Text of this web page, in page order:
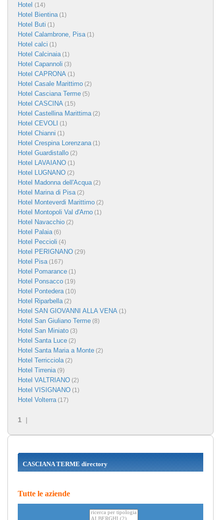
Hotel (14)
Hotel Bientina(1)
Hotel Buti (1)
Hotel Calambrone, Pisa(1)
Hotel calci (1)
Hotel Calcinaia(1)
Hotel Capannoli (3)
Hotel CAPRONA (1)
Hotel Casale Marittimo (2)
Hotel Casciana Terme (5)
Hotel CASCINA (15)
Hotel Castellina Marittima(2)
Hotel CEVOLI (1)
Hotel Chianni (1)
Hotel Crespina Lorenzana(1)
Hotel Guardistallo (2)
Hotel LAVAIANO (1)
Hotel LUGNANO (2)
Hotel Madonna dell'Acqua(2)
Hotel Marina di Pisa(2)
Hotel Monteverdi Marittimo (2)
Hotel Montopoli Val d'Arno (1)
Hotel Navacchio (2)
Hotel Palaia(6)
Hotel Peccioli (4)
Hotel PERIGNANO (29)
Hotel Pisa(167)
Hotel Pomarance (1)
Hotel Ponsacco (19)
Hotel Pontedera(10)
Hotel Riparbella(2)
Hotel SAN GIOVANNI ALLA VENA (1)
Hotel San Giuliano Terme (8)
Hotel San Miniato (3)
Hotel Santa Luce (2)
Hotel Santa Maria a Monte (2)
Hotel Terricciola(2)
Hotel Tirrenia(9)
Hotel VALTRIANO (2)
Hotel VISIGNANO (1)
Hotel Volterra(17)
1 |
CASCIANA TERME directory
Tutte le aziende